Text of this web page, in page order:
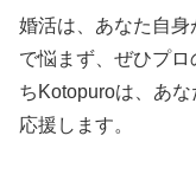
婚活は、あなた自身
で悩まず、ぜひプ
ちKotopuroは、あ
応援します。